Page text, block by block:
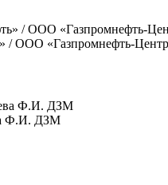
/ ООО «Газпромнефть-
Ф.И. ДЗМ